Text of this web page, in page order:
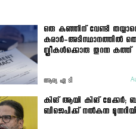
ഒരു കുഞ്ഞിന് വേണ്ടി
കരാർ-അടിസ്ഥാനത്തിൽ
സ്ത്രീകൾക്കൊരു തുറന്ന കത്ത്
ആര്യ ഏ ടി
കിങ് ആയി കിങ് മേക്കർ;
ബിജെപിക്ക് നൽകുന്ന